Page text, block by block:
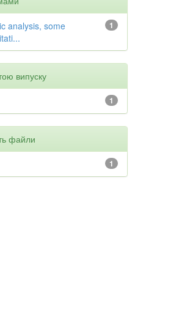
1
analysis, some
випуску
1
файли
1